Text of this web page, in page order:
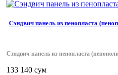
Сэндвич панель из пенопласта
Сэндвич панель из пенопласта
133 140 сум